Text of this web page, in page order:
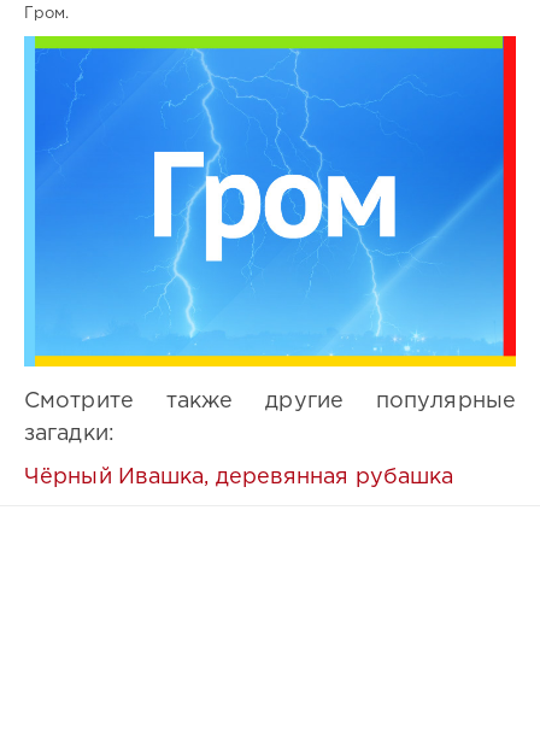
Гром.
Смотрите также другие популярные
загадки:
Чёрный Ивашка, деревянная рубашка